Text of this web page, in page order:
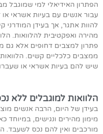
הפתרון האידיאלי למי שמוגבל
עבור אנשים עם בעיות אשראי או
להוות אתגר, אך בעידן המודרני
מהירה ואפקטיבית להלוואות.
פתרון למצבים דחופים אלא
ממצבים כלכליים קשים. הלוואות
שיש להם בעיות אשראי או
הלוואות למוגבלים ללא
בעידן של היום, הרבה אנשים
מימון מהירים ונגישים,
מורכבים ואין להם נכס לשעבד.